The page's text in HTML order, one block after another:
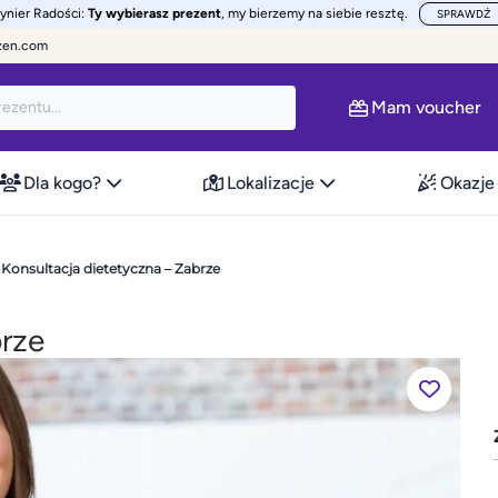
Radości: Ty wybierasz prezent, my bierzemy na siebie resztę. SPRAWDŹ
Mam voucher
Dla kogo? Lokalizacje Okazje
Konsultacja dietetyczna – Zabrze